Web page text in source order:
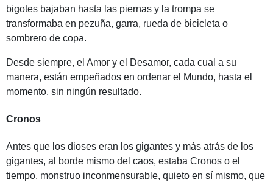
bigotes bajaban hasta las piernas y la trompa se
transformaba en pezuña, garra, rueda de bicicleta o
sombrero de copa.
Desde siempre, el Amor y el Desamor, cada cual a su
manera, están empeñados en ordenar el Mundo, hasta el
momento, sin ningún resultado.
Cronos
Antes que los dioses eran los gigantes y más atrás de los
gigantes, al borde mismo del caos, estaba Cronos o el
tiempo, monstruo inconmensurable, quieto en sí mismo, que